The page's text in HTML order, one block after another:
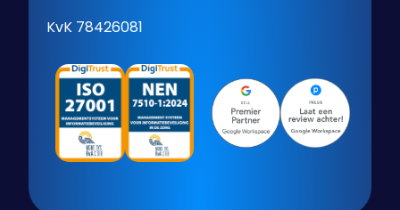
KvK 78426081